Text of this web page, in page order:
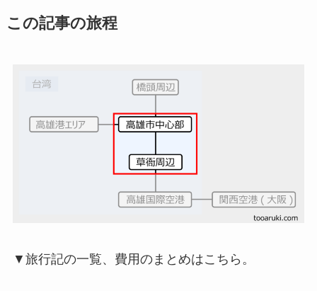
この記事の旅程
▼旅行記の一覧、費用のまとめはこちら。